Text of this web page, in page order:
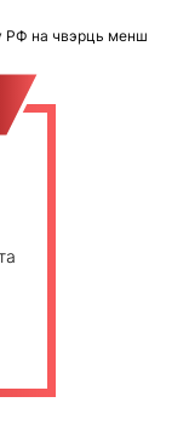
РФ на чвэрць менш